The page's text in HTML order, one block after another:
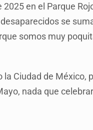
en el Parque
se
somos muy
Ciudad de México,
nada que